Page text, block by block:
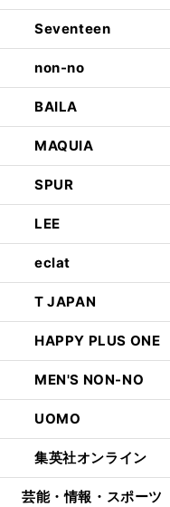
Seventeen
non-no
BAILA
MAQUIA
SPUR
LEE
eclat
T JAPAN
HAPPY PLUS ONE
MEN'S NON-NO
UOMO
集英社オンライン
芸能・情報・スポーツ